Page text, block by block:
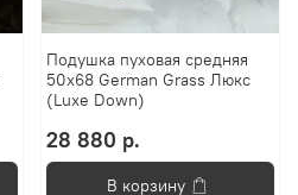
Подушка пуховая средняя
50х68 German Grass Люкс
(Luxe Down)
28 880 р.
В корзину